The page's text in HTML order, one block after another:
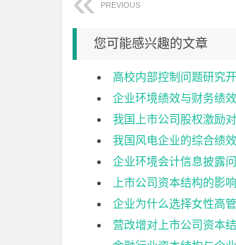
PREVIOUS
您可能感兴趣的文章
高校内部控制问题研究
企业环境绩效与财务绩
我国上市公司股权激励
我国风电企业的综合绩
企业环境会计信息披露
上市公司资本结构的
企业为什么选择女性高
营改增对上市公司资本